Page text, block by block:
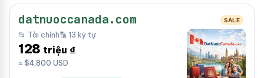
datnuoccanada.com SALE
📂 Tài chính🔡 13 ký tự
128 triệu ₫
≈ $4,800 USD